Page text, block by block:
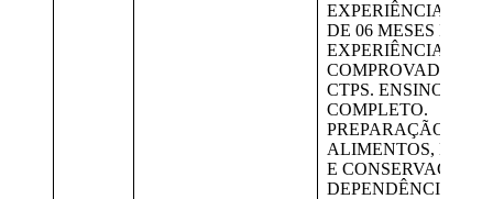
EXPERIÊNCIA
DE 06 MESES DE
EXPERIÊNCIA
COMPROVADA NA
CTPS. ENSINO
COMPLETO.
PREPARAÇÃO DE
ALIMENTOS,
E CONSERVAÇÃO
DEPENDÊNCIAS DA